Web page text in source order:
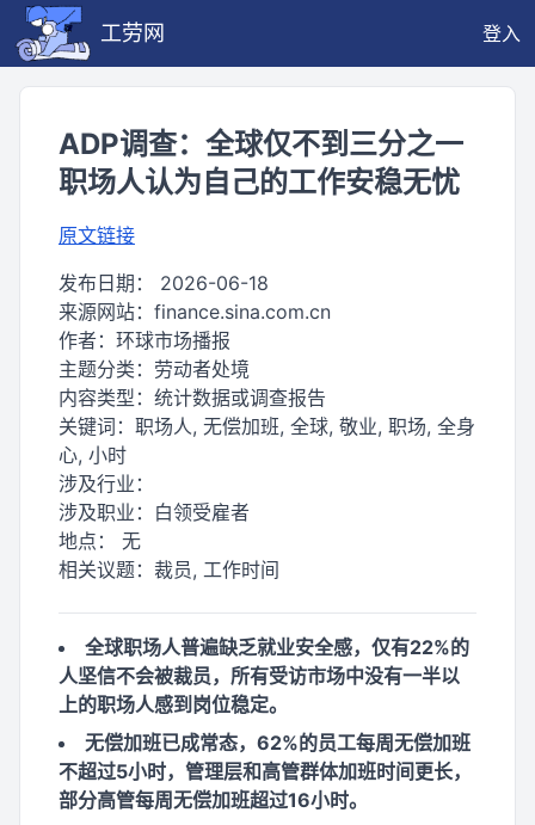
工劳网 登入
ADP调查：全球仅不到三分之一
职场人认为自己的工作安稳无忧
原文链接
发布日期： 2026-06-18
来源网站： finance.sina.com.cn
作者： 环球市场播报
主题分类： 劳动者处境
内容类型： 统计数据或调查报告
关键词： 职场人, 无偿加班, 全球, 敬业, 职场, 全身
心, 小时
涉及行业：
涉及职业： 白领受雇者
地点： 无
相关议题： 裁员, 工作时间
全球职场人普遍缺乏就业安全感，仅有22%的
人坚信不会被裁员，所有受访市场中没有一半以
上的职场人感到岗位稳定。
无偿加班已成常态，62%的员工每周无偿加班
不超过5小时，管理层和高管群体加班时间更长，
部分高管每周无偿加班超过16小时。